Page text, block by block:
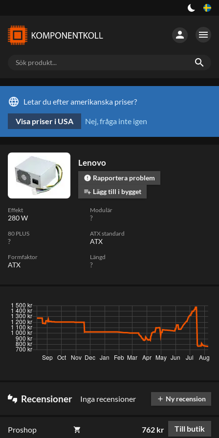
person menu
search
language Letar du efter amerikanska priser?
Nej, fråga inte igen
Visa priser i USA
Lenovo
error Rapportera problem
playlist_add Lägg till i bygget
Effekt
280 W
Modulär
?
80 PLUS
?
ATX standard
ATX
Formfaktor
ATX
Längd
?
thumbs_up_down Recensioner Inga recensioner add Ny recension
Proshop shopping_cart 762 kr Till butik